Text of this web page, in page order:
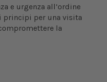
e urgenza all’ordine
principi per una visita
la